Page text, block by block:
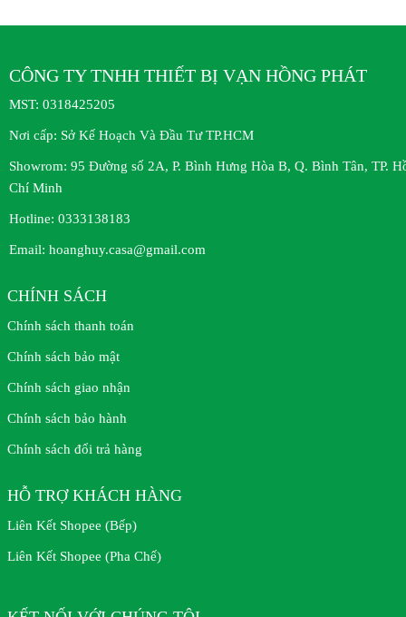
CÔNG TY TNHH THIẾT BỊ VẠN HỒNG PHÁT
MST: 0318425205
Nơi cấp: Sở Kế Hoạch Và Đầu Tư TP.HCM
Showrom: 95 Đường số 2A, P. Bình Hưng Hòa B, Q. Bình Tân, TP.
Chí Minh
Hotline: 0333138183
Email: hoanghuy.casa@gmail.com
CHÍNH SÁCH
Chính sách thanh toán
Chính sách bảo mật
Chính sách giao nhận
Chính sách bảo hành
Chính sách đổi trả hàng
HỖ TRỢ KHÁCH HÀNG
Liên Kết Shopee (Bếp)
Liên Kết Shopee (Pha Chế)